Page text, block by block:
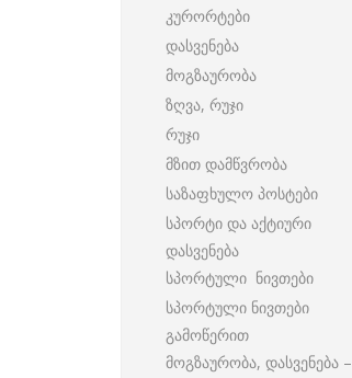
კურორტები
დასვენება
მოგზაურობა
ზღვა, რუჯი
რუჯი
მზით დამწვრობა
საზაფხულო პოსტები
სპორტი და აქტიური
დასვენება
სპორტული ნივთები
სპორტული ნივთები
გამოწერით
მოგზაურობა, დასვენება –